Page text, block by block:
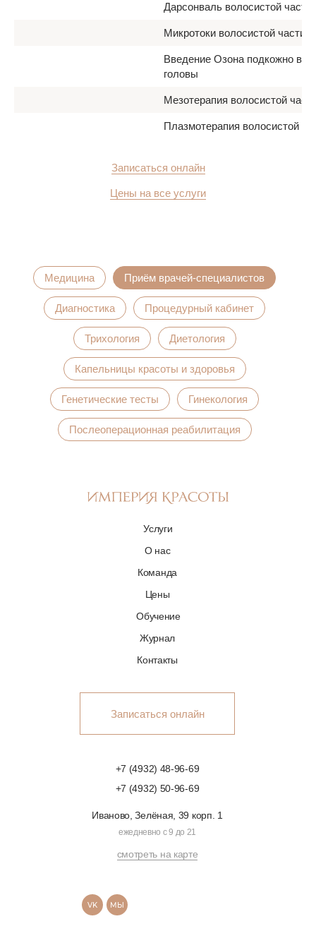
Дарсонваль волосистой части
Микротоки волосистой части
Введение Озона подкожно
головы
Мезотерапия волосистой
Плазмотерапия волосистой
Записаться онлайн
Цены на все услуги
Медицина Приём врачей-специалистов
Диагностика Процедурный кабинет
Трихология Диетология
Капельницы красоты и здоровья
Генетические тесты Гинекология
Послеоперационная реабилитация
Записаться онлайн
О нас
Команда
Цены
Обучение
Журнал
Контакты
Услуги
+7 (4932) 48-96-69
+7 (4932) 50-96-69
Иваново, Зелёная, 39 корп. 1
ежедневно с 9 до 21
смотреть на карте
VK МЫ